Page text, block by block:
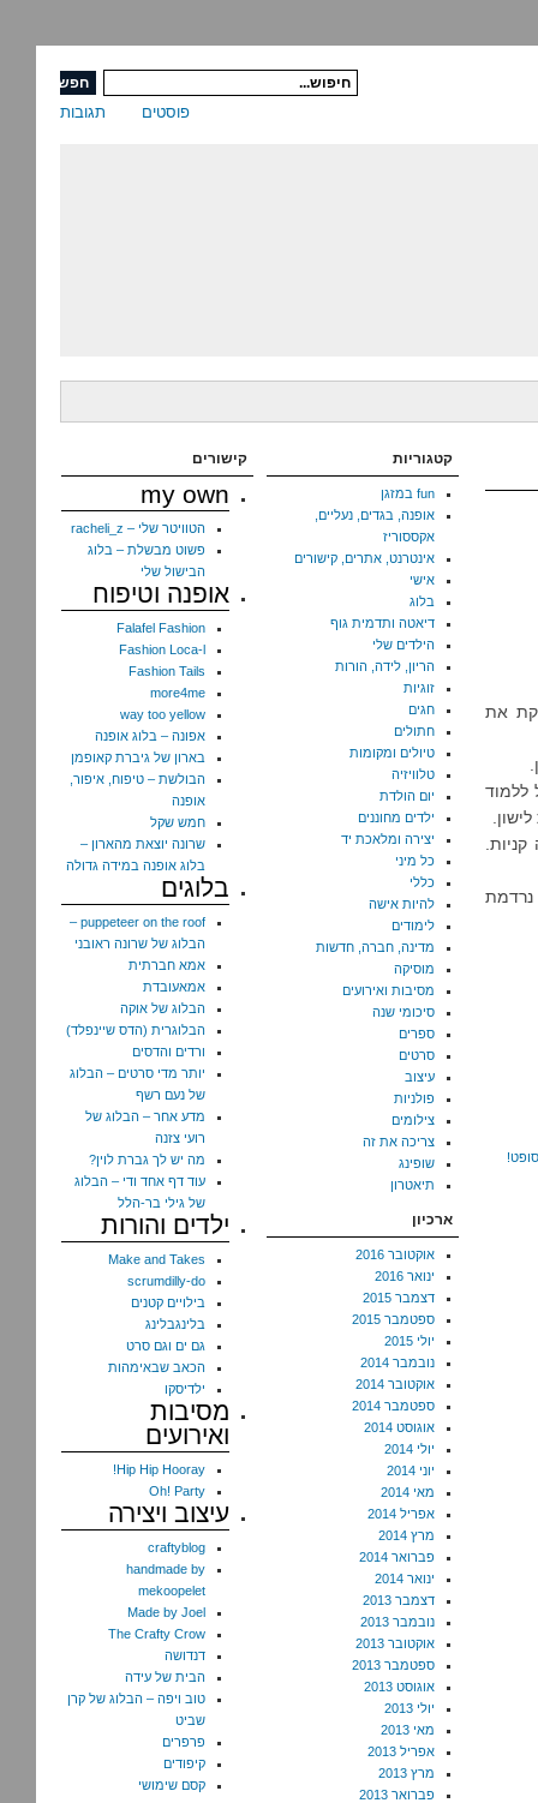
תגובות פוסטים
את
ללמוד
נרדמת
קטגוריות
fun במזגן
אופנה, בגדים, נעליים,
אקססוריז
אינטרנט, אתרים, קישורים
אישי
בלוג
דיאטה ותדמית גוף
הילדים שלי
הריון, לידה, הורות
זוגיות
חגים
חתולים
טיולים ומקומות
טלוויזיה
יום הולדת
ילדים מחוננים
יצירה ומלאכת יד
כל מיני
כללי
להיות אישה
לימודים
מדינה, חברה, חדשות
מוסיקה
מסיבות ואירועים
סיכומי שנה
ספרים
סרטים
עיצוב
פולניות
צילומים
צריכה את זה
שופינג
תיאטרון
ארכיון
אוקטובר 2016
ינואר 2016
דצמבר 2015
ספטמבר 2015
יולי 2015
נובמבר 2014
אוקטובר 2014
ספטמבר 2014
אוגוסט 2014
יולי 2014
יוני 2014
מאי 2014
אפריל 2014
מרץ 2014
פברואר 2014
ינואר 2014
דצמבר 2013
נובמבר 2013
אוקטובר 2013
ספטמבר 2013
אוגוסט 2013
יולי 2013
מאי 2013
אפריל 2013
מרץ 2013
פברואר 2013
קישורים
my own
הטוויטר שלי – racheli_z
פשוט מבשלת – בלוג
הבישול שלי
אופנה וטיפוח
Falafel Fashion
Fashion Loca-l
Fashion Tails
more4me
way too yellow
אפונה – בלוג אופנה
בארון של גיברת קאופמן
הבולשת – טיפוח, איפור,
אופנה
חמש שקל
שרונה יוצאת מהארון –
בלוג אופנה במידה גדולה
בלוגים
puppeteer on the roof –
הבלוג של שרונה ראובני
אמא חברתית
אמאעובדת
הבלוג של אוקה
הבלוגרית (הדס שיינפלד)
ורדים והדסים
יותר מדי סרטים – הבלוג
של נעם רשף
מדע אחר – הבלוג של
רועי צזנה
מה יש לך גברת לוין?
עוד דף אחד ודי – הבלוג
של גילי בר-הלל
ילדים והורות
Make and Takes
scrumdilly-do
בילויים קטנים
בלינגבלינג
גם ים וגם סרט
הכאב שבאימהות
ילדיסקו
מסיבות
ואירועים
Hip Hip Hooray!
Oh! Party
עיצוב ויצירה
craftyblog
handmade by
mekoopelet
Made by Joel
The Crafty Crow
דנדושה
הבית של עידה
טוב ויפה – הבלוג של קרן
שביט
פרפרים
קיפודים
קסם שימושי